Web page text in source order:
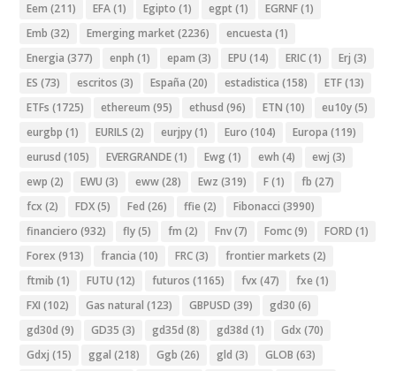
Eem (211) EFA(1) Egipto (1) egpt (1) EGRNF(1)
Emb (32) Emerging market (2236) encuesta (1)
Energia (377) enph (1) epam (3) EPU (14) ERIC(1) Erj (3)
ES (73) escritos (3) España (20) estadistica (158) ETF(13)
ETFs (1725) ethereum (95) ethusd (96) ETN (10) eu10y(5)
eurgbp (1) EURILS (2) eurjpy(1) Euro (104) Europa (119)
eurusd (105) EVERGRANDE(1) Ewg (1) ewh (4) ewj (3)
ewp (2) EWU (3) eww(28) Ewz (319) F(1) fb (27)
fcx (2) FDX(5) Fed (26) ffie (2) Fibonacci (3990)
financiero (932) fly(5) fm (2) Fnv(7) Fomc(9) FORD (1)
Forex (913) francia (10) FRC(3) frontier markets (2)
ftmib (1) FUTU (12) futuros (1165) fvx (47) fxe (1)
FXI (102) Gas natural (123) GBPUSD (39) gd30 (6)
gd30d (9) GD35 (3) gd35d (8) gd38d (1) Gdx (70)
Gdxj (15) ggal (218) Ggb (26) gld (3) GLOB (63)